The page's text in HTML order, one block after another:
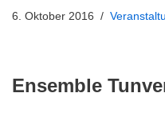
6. Oktober 2016
Ensemble